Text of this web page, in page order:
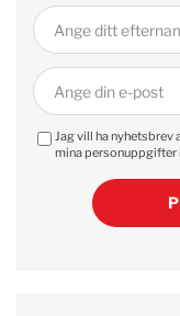
Jag vill ha nyhetsbrev
mina personuppgifter